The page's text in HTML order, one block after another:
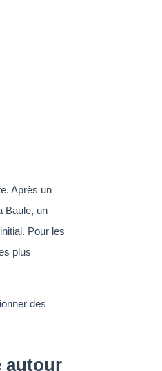
Après un
Baule, un
Pour les
plus
des
autour